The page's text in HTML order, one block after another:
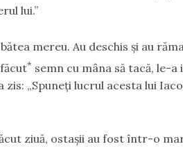
lui.”
mereu. Au deschis şi au
* semn cu mâna să tacă, le-
zis: „Spuneţi lucrul acesta lui
ziuă, ostaşii au fost într-o